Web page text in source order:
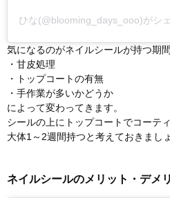
ひな(@blooming_days_ooo)がシ
気になるのがネイルシールが持つ期間
・甘皮処理
・トップコートの有無
・手作業が多いかどうか
によって変わってきます。
シールの上にトップコートでコーテ
大体1～2週間持つと考えておきましょ
ネイルシールのメリット・デメ